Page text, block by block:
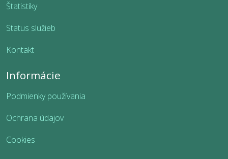
Štatistiky
Status služieb
Kontakt
Informácie
Podmienky používania
Ochrana údajov
Cookies